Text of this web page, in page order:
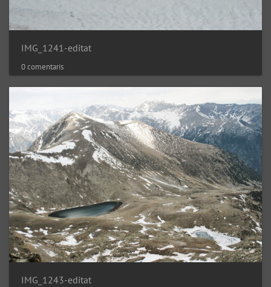
IMG_1241-editat
0 comentaris
IMG_1243-editat